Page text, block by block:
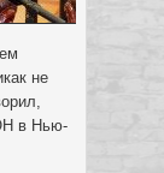
не
в Нью-